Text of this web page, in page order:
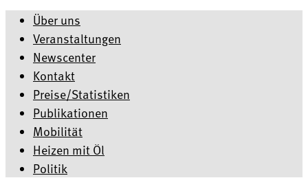
Über uns
Veranstaltungen
Newscenter
Kontakt
Preise/Statistiken
Publikationen
Mobilität
Heizen mit Öl
Politik